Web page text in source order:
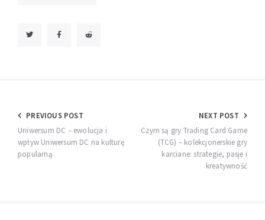
Nawigacja
wpisu
PREVIOUS POST
Uniwersum DC – ewolucja i
wpływ Uniwersum DC na kulturę
popularną
NEXT POST
Czym są gry Trading Card Game
(TCG) – kolekcjonerskie gry
karciane: strategie, pasje i
kreatywność